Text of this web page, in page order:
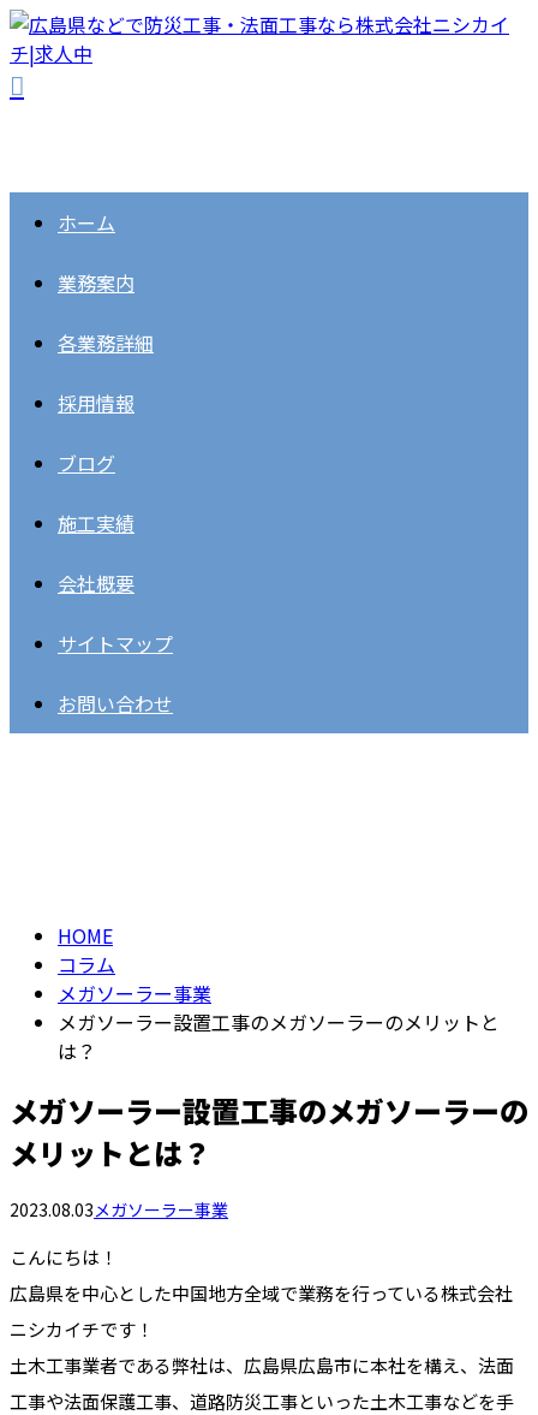
ホーム
業務案内
各業務詳細
採用情報
ブログ
施工実績
会社概要
サイトマップ
お問い合わせ
HOME
コラム
メガソーラー事業
メガソーラー設置工事のメガソーラーのメリットと
は？
メガソーラー設置工事のメガソーラーの
メリットとは？
2023.08.03 メガソーラー事業
こんにちは！
広島県を中心とした中国地方全域で業務を行っている株式会社
ニシカイチです！
土木工事業者である弊社は、広島県広島市に本社を構え、法面
工事や法面保護工事、道路防災工事といった土木工事などを手